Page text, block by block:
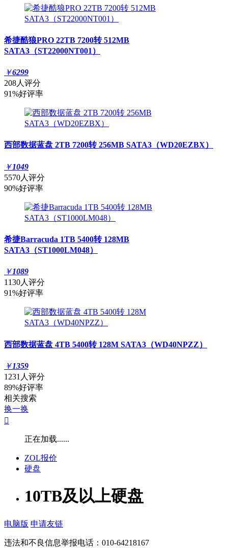
希捷酷狼PRO 22TB 7200转 512MB
SATA3（ST22000NT001）
￥6299
208人评分
91%好评率
西部数据蓝盘 2TB 7200转 256MB SATA3（WD20EZBX）
￥1049
5570人评分
90%好评率
希捷Barracuda 1TB 5400转 128MB
SATA3（ST1000LM048）
￥1089
1130人评分
91%好评率
西部数据蓝盘 4TB 5400转 128M SATA3（WD40NPZZ）
￥1359
1231人评分
89%好评率
相关搜索
换一换

正在加载......
ZOL报价
硬盘
10TB及以上硬盘
电脑版 申请友链
违法和不良信息举报电话：010-64218167